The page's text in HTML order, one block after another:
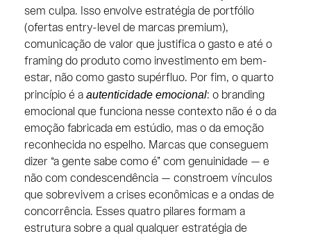
sem culpa. Isso envolve estratégia de portfólio
(ofertas entry-level de marcas premium),
comunicação de valor que justifica o gasto e até o
framing do produto como investimento em bem-
estar, não como gasto supérfluo. Por fim, o quarto
princípio é a autenticidade emocional: o branding
emocional que funciona nesse contexto não é o da
emoção fabricada em estúdio, mas o da emoção
reconhecida no espelho. Marcas que conseguem
dizer “a gente sabe como é” com genuinidade — e
não com condescendência — constroem vínculos
que sobrevivem a crises econômicas e a ondas de
concorrência. Esses quatro pilares formam a
estrutura sobre a qual qualquer estratégia de